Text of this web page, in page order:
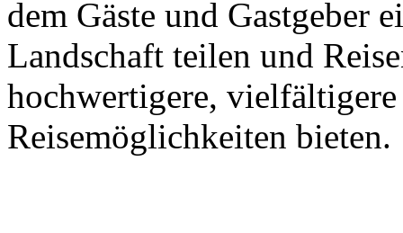
dem Gäste und Gastgeber
Landschaft teilen und
hochwertigere,
Reisemöglichkeiten bieten.